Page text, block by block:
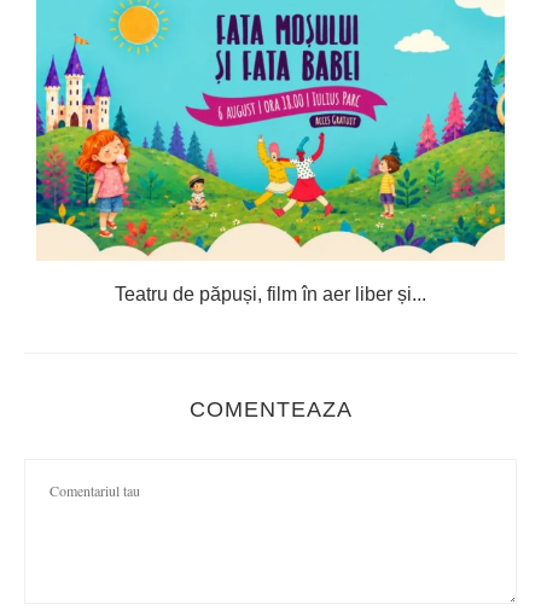
Teatru de păpuși, film în aer liber și...
COMENTEAZA